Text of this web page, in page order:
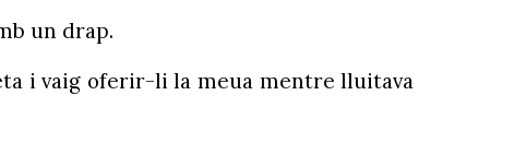
un drap.
i vaig oferir-li la meua mentre lluitava